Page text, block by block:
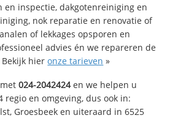
en inspectie, dakgotenreiniging en
nok reparatie en renovatie of
of lekkages opsporen en
advies én we repareren de
Bekijk hieronze tarieven »
met024-2042424en we helpen u
regio en omgeving, dus ook in:
Groesbeek en uiteraard in 6525